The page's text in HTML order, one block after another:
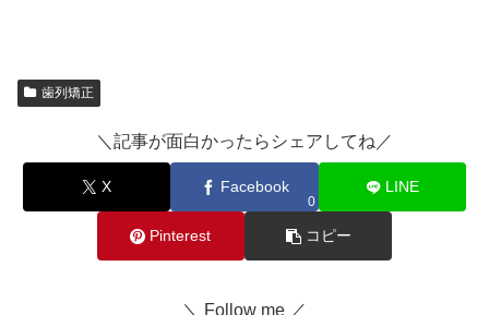
歯列矯正
＼記事が面白かったらシェアしてね／
X Facebook
0
LINE
Pinterest コピー
＼ Follow me ／